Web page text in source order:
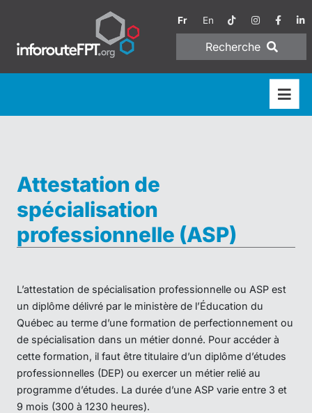
Fr En
Recherche
Attestation de
spécialisation
professionnelle (ASP)
L’attestation de spécialisation professionnelle ou ASP est
un diplôme délivré par le ministère de l’Éducation du
Québec au terme d’une formation de perfectionnement ou
de spécialisation dans un métier donné. Pour accéder à
cette formation, il faut être titulaire d’un diplôme d’études
professionnelles (DEP) ou exercer un métier relié au
programme d’études. La durée d’une ASP varie entre 3 et
9 mois (300 à 1230 heures).